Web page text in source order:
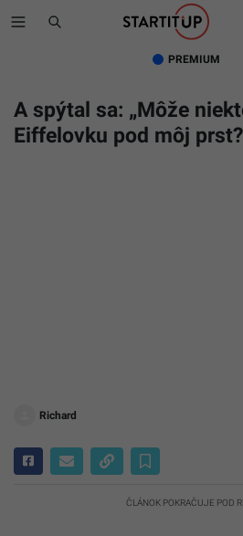
PREMIUM
A spýtal sa: „Môže
Eiffelovku pod môj
Richard
ČLÁNOK POKRAČUJE POD